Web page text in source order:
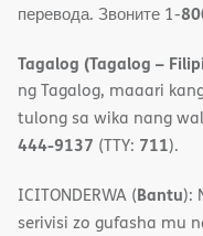
перевода. Звоните 1-
Tagalog (Tagalog –
ng Tagalog, maaari
tulong sa wika nang
444-9137 (TTY: 711).
ICITONDERWA (Bantu):
serivisi zo gufasha mu